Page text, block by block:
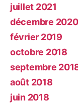
juillet 2021
décembre 2020
février 2019
octobre 2018
septembre
août 2018
juin 2018